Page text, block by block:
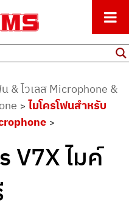
ต้นถึงมืออาชีพ
น & ไวเลส Microphone &
> ไมโครโฟนสำหรับ
>
V7X ไมค์